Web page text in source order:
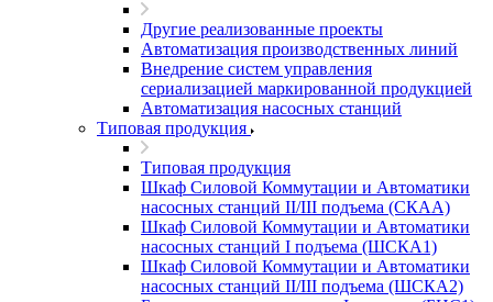
Другие реализованные проекты
Автоматизация производственных линий
Внедрение систем управления
сериализацией маркированной продукцией
Автоматизация насосных станций
Типовая продукция
Типовая продукция
Шкаф Силовой Коммутации и Автоматики
насосных станций II/III подъема (СКАА)
Шкаф Силовой Коммутации и Автоматики
насосных станций I подъема (ШСКА1)
Шкаф Силовой Коммутации и Автоматики
насосных станций II/III подъема (ШСКА2)